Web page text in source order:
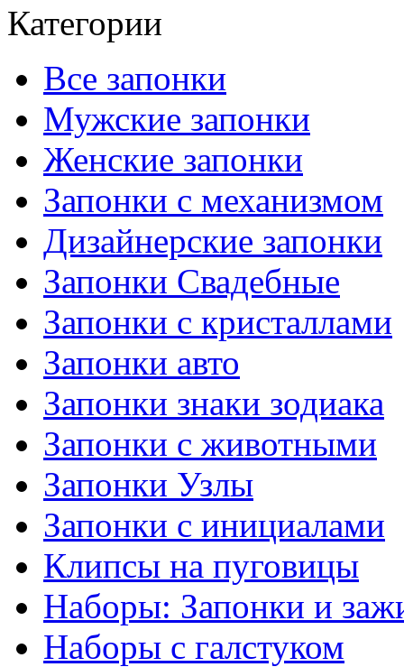
Категории
Все запонки
Мужские запонки
Женские запонки
Запонки с механизмом
Дизайнерские запонки
Запонки Свадебные
Запонки с кристаллами
Запонки авто
Запонки знаки зодиака
Запонки с животными
Запонки Узлы
Запонки с инициалами
Клипсы на пуговицы
Наборы: Запонки и
Наборы с галстуком